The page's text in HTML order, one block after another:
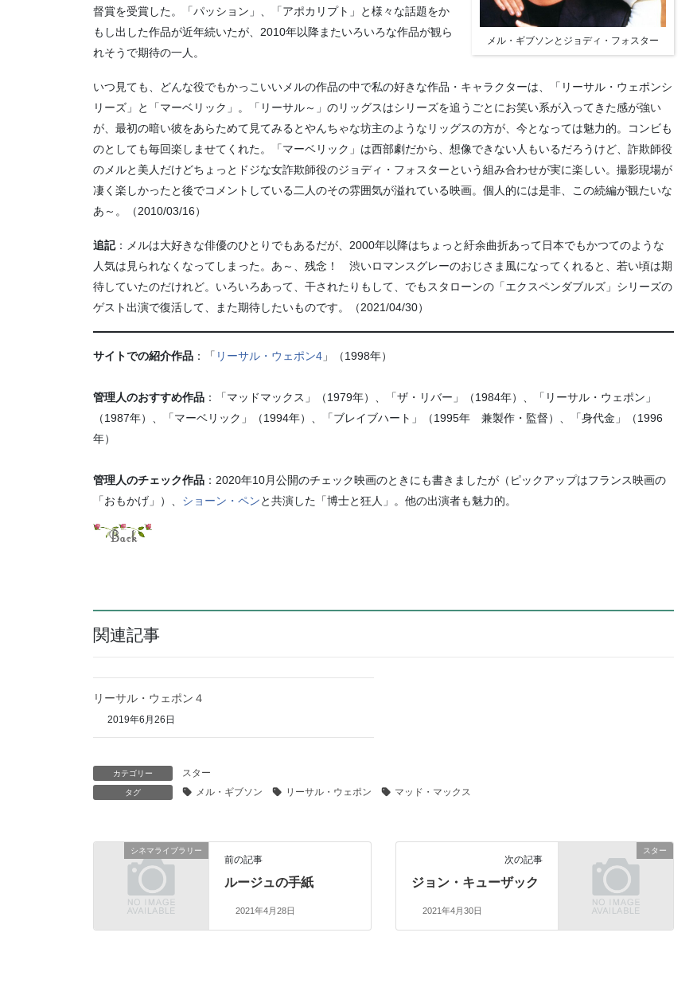
メル・ギブソンとジョディ・フォスター
督賞を受賞した。「パッション」、「アポカリプト」と様々な話題をか
もし出した作品が近年続いたが、2010年以降またいろいろな作品が観ら
れそうで期待の一人。
いつ見ても、どんな役でもかっこいいメルの作品の中で私の好きな作品・キャラクターは、「リーサル・ウェポンシ
リーズ」と「マーベリック」。「リーサル～」のリッグスはシリーズを追うごとにお笑い系が入ってきた感が強い
が、最初の暗い彼をあらためて見てみるとやんちゃな坊主のようなリッグスの方が、今となっては魅力的。コンビも
のとしても毎回楽しませてくれた。「マーベリック」は西部劇だから、想像できない人もいるだろうけど、詐欺師役
のメルと美人だけどちょっとドジな女詐欺師役のジョディ・フォスターという組み合わせが実に楽しい。撮影現場が
凄く楽しかったと後でコメントしている二人のその雰囲気が溢れている映画。個人的には是非、この続編が観たいな
あ～。（2010/03/16）
追記：メルは大好きな俳優のひとりでもあるだが、2000年以降はちょっと紆余曲折あって日本でもかつてのような
人気は見られなくなってしまった。あ～、残念！ 渋いロマンスグレーのおじさま風になってくれると、若い頃は期
待していたのだけれど。いろいろあって、干されたりもして、でもスタローンの「エクスペンダブルズ」シリーズの
ゲスト出演で復活して、また期待したいものです。（2021/04/30）
サイトでの紹介作品 ：「 リーサル・ウェポン4 」（1998年）
管理人のおすすめ作品 ：「マッドマックス」（1979年）、「ザ・リバー」（1984年）、「リーサル・ウェポン」
（1987年）、「マーベリック」（1994年）、「ブレイブハート」（1995年 兼製作・監督）、「身代金」（1996
年）
管理人のチェック作品 ：2020年10月公開のチェック映画のときにも書きましたが（ピックアップはフランス映画の
「おもかげ」）、 ショーン・ペンと共演した「博士と狂人」。他の出演者も魅力的。
関連記事
リーサル・ウェポン４
2019年6月26日
カテゴリー スター
タグ メル・ギブソン リーサル・ウェポン マッド・マックス
シネマライブラリー
前の記事
ルージュの手紙
2021年4月28日
スター
次の記事
ジョン・キューザック
2021年4月30日